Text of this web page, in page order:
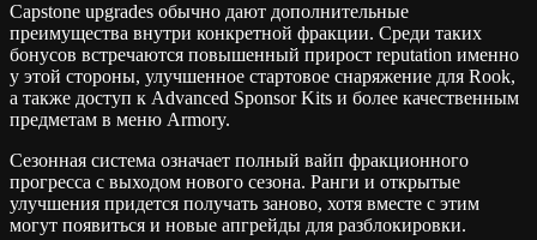
Capstone upgrades обычно дают дополнительные
преимущества внутри конкретной фракции. Среди таких
бонусов встречаются повышенный прирост reputation именно
у этой стороны, улучшенное стартовое снаряжение для Rook,
а также доступ к Advanced Sponsor Kits и более качественным
предметам в меню Armory.
Сезонная система означает полный вайп фракционного
прогресса с выходом нового сезона. Ранги и открытые
улучшения придется получать заново, хотя вместе с этим
могут появиться и новые апгрейды для разблокировки.